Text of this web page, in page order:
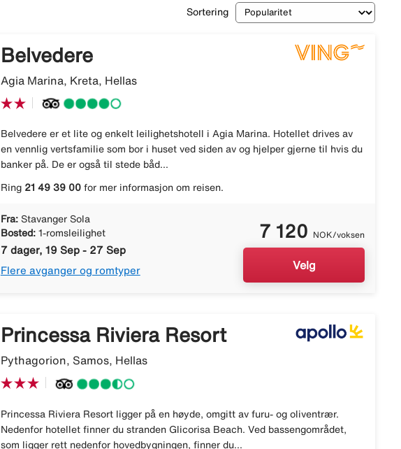
Sortering
Belvedere
Agia Marina, Kreta, Hellas
Belvedere er et lite og enkelt leilighetshotell i Agia Marina. Hotellet drives av
en vennlig vertsfamilie som bor i huset ved siden av og hjelper gjerne til hvis du
banker på. De er også til stede båd...
Ring 21 49 39 00for mer informasjon om reisen.
Fra: Stavanger Sola
Bosted: 1-romsleilighet
7 dager, 19 Sep - 27 Sep
Flere avganger og romtyper
7 120 NOK/voksen
Velg
Princessa Riviera Resort
Pythagorion, Samos, Hellas
Princessa Riviera Resort ligger på en høyde, omgitt av furu- og oliventrær.
Nedenfor hotellet finner du stranden Glicorisa Beach. Ved bassengområdet,
som ligger rett nedenfor hovedbygningen, finner du...